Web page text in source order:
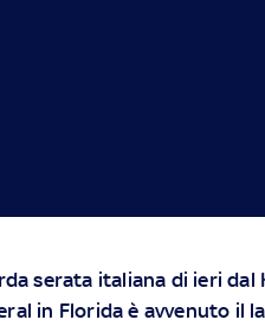
serata italiana di ieri dal
in Florida è avvenuto il